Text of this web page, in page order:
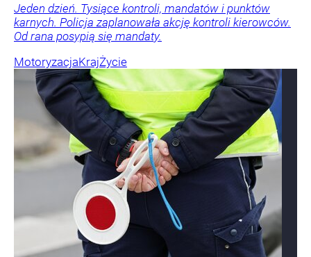
Jeden dzień. Tysiące kontroli, mandatów i punktów
karnych. Policja zaplanowała akcję kontroli kierowców.
Od rana posypią się mandaty.
MotoryzacjaKrajŻycie